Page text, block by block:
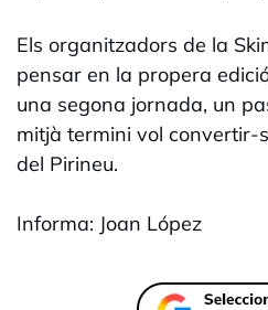
Els organitzadors de la
pensar en la propera
una segona jornada, un
mitjà termini vol convertir-
del Pirineu.
Informa: Joan López